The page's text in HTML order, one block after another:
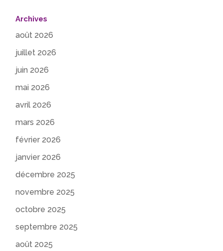
Archives
août 2026
juillet 2026
juin 2026
mai 2026
avril 2026
mars 2026
février 2026
janvier 2026
décembre 2025
novembre 2025
octobre 2025
septembre 2025
août 2025